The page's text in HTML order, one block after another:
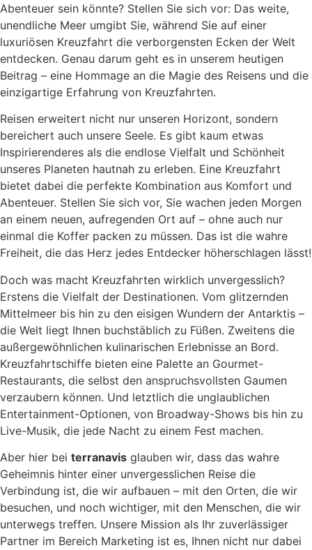
Abenteuer sein könnte? Stellen Sie sich vor: Das weite,
unendliche Meer umgibt Sie, während Sie auf einer
luxuriösen Kreuzfahrt die verborgensten Ecken der Welt
entdecken. Genau darum geht es in unserem heutigen
Beitrag – eine Hommage an die Magie des Reisens und die
einzigartige Erfahrung von Kreuzfahrten.
Reisen erweitert nicht nur unseren Horizont, sondern
bereichert auch unsere Seele. Es gibt kaum etwas
Inspirierenderes als die endlose Vielfalt und Schönheit
unseres Planeten hautnah zu erleben. Eine Kreuzfahrt
bietet dabei die perfekte Kombination aus Komfort und
Abenteuer. Stellen Sie sich vor, Sie wachen jeden Morgen
an einem neuen, aufregenden Ort auf – ohne auch nur
einmal die Koffer packen zu müssen. Das ist die wahre
Freiheit, die das Herz jedes Entdecker höherschlagen lässt!
Doch was macht Kreuzfahrten wirklich unvergesslich?
Erstens die Vielfalt der Destinationen. Vom glitzernden
Mittelmeer bis hin zu den eisigen Wundern der Antarktis –
die Welt liegt Ihnen buchstäblich zu Füßen. Zweitens die
außergewöhnlichen kulinarischen Erlebnisse an Bord.
Kreuzfahrtschiffe bieten eine Palette an Gourmet-
Restaurants, die selbst den anspruchsvollsten Gaumen
verzaubern können. Und letztlich die unglaublichen
Entertainment-Optionen, von Broadway-Shows bis hin zu
Live-Musik, die jede Nacht zu einem Fest machen.
Aber hier bei terranavis glauben wir, dass das wahre
Geheimnis hinter einer unvergesslichen Reise die
Verbindung ist, die wir aufbauen – mit den Orten, die wir
besuchen, und noch wichtiger, mit den Menschen, die wir
unterwegs treffen. Unsere Mission als Ihr zuverlässiger
Partner im Bereich Marketing ist es, Ihnen nicht nur dabei